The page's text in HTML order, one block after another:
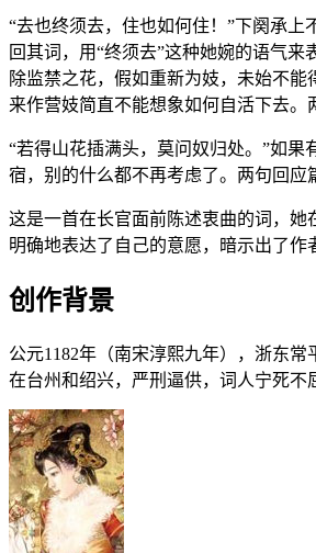
“去也终须去，住也如何住！”下阕承
回其词，用“终须去”这种她婉的语气
除监禁之花，假如重新为妓，未始不
来作营妓简直不能想象如何自活下去。
“若得山花插满头，莫问奴归处。”如
宿，别的什么都不再考虑了。两句回应
这是一首在长官面前陈述衷曲的词，
明确地表达了自己的意愿，暗示出了
创作背景
公元1182年（南宋淳熙九年），浙东
在台州和绍兴，严刑逼供，词人宁死不